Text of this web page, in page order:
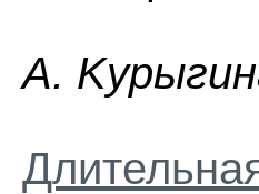
A.